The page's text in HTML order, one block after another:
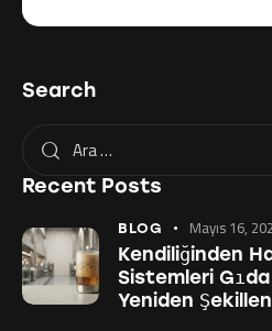
Search
Recent Posts
BLOG Mayıs 16,
Kendiliğinden
Sistemleri
Yeniden